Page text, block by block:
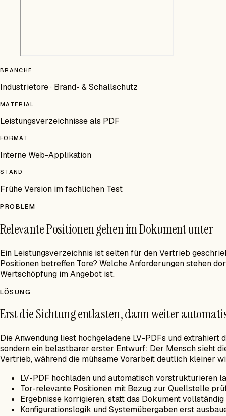
BRANCHE
Industrietore · Brand- & Schallschutz
MATERIAL
Leistungsverzeichnisse als PDF
FORMAT
Interne Web-Applikation
STAND
Frühe Version im fachlichen Test
PROBLEM
Relevante Positionen gehen im Dokument unter
Ein Leistungsverzeichnis ist selten für den Vertrieb
Positionen betreffen Tore? Welche Anforderungen stehen
Wertschöpfung im Angebot ist.
LÖSUNG
Erst die Sichtung entlasten, dann weiter
Die Anwendung liest hochgeladene LV-PDFs und
sondern ein belastbarer erster Entwurf: Der Mensch sieht
Vertrieb, während die mühsame Vorarbeit deutlich kleiner
LV-PDF hochladen und automatisch vorstrukturieren
Tor-relevante Positionen mit Bezug zur Quellstelle
Ergebnisse korrigieren, statt das Dokument
Konfigurationslogik und Systemübergaben erst